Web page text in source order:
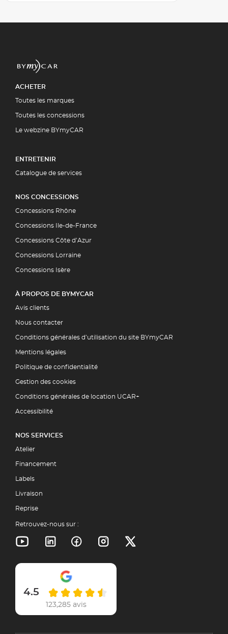
ACHETER
Toutes les marques
Toutes les concessions
Le webzine BYmyCAR
ENTRETENIR
Catalogue de services
NOS CONCESSIONS
Concessions Rhône
Concessions Ile-de-France
Concessions Côte d’Azur
Concessions Lorraine
Concessions Isère
À PROPOS DE BYMYCAR
Avis clients
Nous contacter
Conditions générales d’utilisation du site BYmyCAR
Mentions légales
Politique de confidentialité
Gestion des cookies
Conditions générales de location UCAR+
Accessibilité
NOS SERVICES
Atelier
Financement
Labels
Livraison
Reprise
Retrouvez-nous sur :
4.5
123,285 avis